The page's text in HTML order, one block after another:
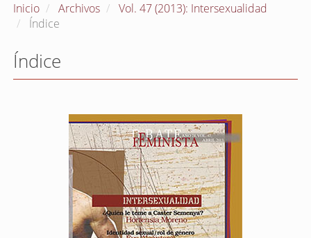
Inicio Archivos
Vol. 47 (2013): Intersexualidad
Índice
Índice